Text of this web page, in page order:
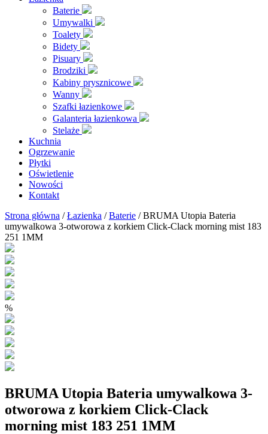
Baterie
Umywalki
Toalety
Bidety
Pisuary
Brodziki
Kabiny prysznicowe
Wanny
Szafki łazienkowe
Galanteria łazienkowa
Stelaże
Kuchnia
Ogrzewanie
Płytki
Oświetlenie
Nowości
Kontakt
Strona główna /Łazienka /Baterie / BRUMA Utopia Bateria
umywalkowa 3-otworowa z korkiem Click-Clack morning mist 183
251 1MM
%
BRUMA Utopia Bateria umywalkowa 3-
otworowa z korkiem Click-Clack
morning mist 183 251 1MM